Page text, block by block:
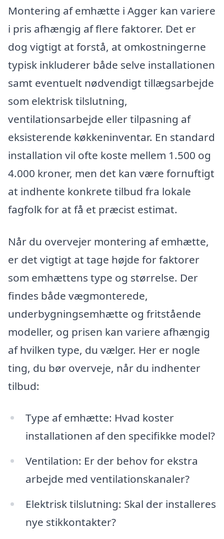
Montering af emhætte i Agger kan variere
i pris afhængig af flere faktorer. Det er
dog vigtigt at forstå, at omkostningerne
typisk inkluderer både selve installationen
samt eventuelt nødvendigt tillægsarbejde
som elektrisk tilslutning,
ventilationsarbejde eller tilpasning af
eksisterende køkkeninventar. En standard
installation vil ofte koste mellem 1.500 og
4.000 kroner, men det kan være fornuftigt
at indhente konkrete tilbud fra lokale
fagfolk for at få et præcist estimat.
Når du overvejer montering af emhætte,
er det vigtigt at tage højde for faktorer
som emhættens type og størrelse. Der
findes både vægmonterede,
underbygningsemhætte og fritstående
modeller, og prisen kan variere afhængig
af hvilken type, du vælger. Her er nogle
ting, du bør overveje, når du indhenter
tilbud:
Type af emhætte: Hvad koster
installationen af den specifikke model?
Ventilation: Er der behov for ekstra
arbejde med ventilationskanaler?
Elektrisk tilslutning: Skal der installeres
nye stikkontakter?